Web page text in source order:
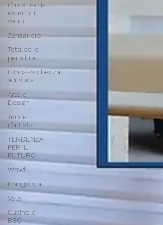
Chiusure da
esterni in
vetro
Zanzariere
Tettucci e
pensiline
Fonoassorbenza
acustica
Arte e
Design
Tende
d'artista
TENDENZA
PER IL
FUTURO
Wow!
Frangivista
Vele
Cucine e
BBQ